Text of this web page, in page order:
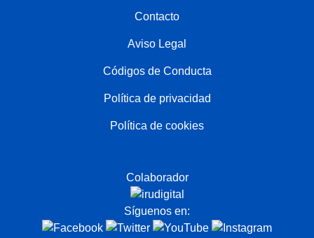
Contacto
Aviso Legal
Códigos de Conducta
Política de privacidad
Política de cookies
Colaborador
Síguenos en: